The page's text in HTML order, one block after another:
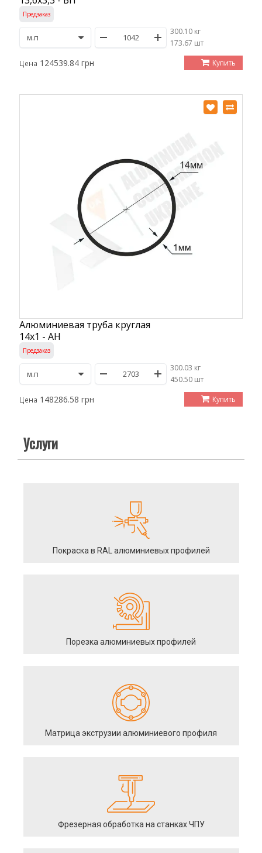
Предзаказ
300.10 кг
/173.67 шт
Цена 124539.84 грн Купить
Алюминиевая труба круглая
14х1 - АН
Предзаказ
300.03 кг
/450.50 шт
Цена 148286.58 грн Купить
Услуги
Покраска в RAL алюминиевых профилей
Порезка алюминиевых профилей
Матрица экструзии алюминиевого профиля
Фрезерная обработка на станках ЧПУ